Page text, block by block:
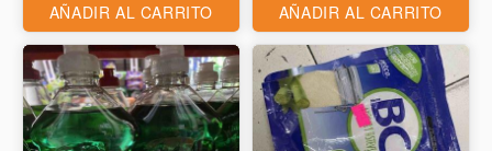
AÑADIR AL CARRITO AÑADIR AL CARRITO